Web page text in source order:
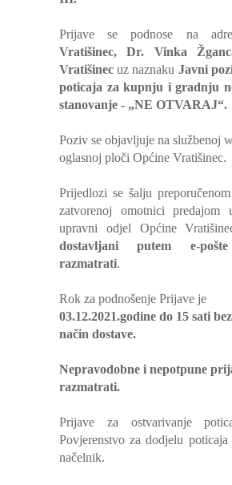
Prijave se podnose na
Vratišinec, Dr. Vinka
Vratišinec uz naznaku Javni
poticaja za kupnju i gradnju
stanovanje - „NE OTVARAJ“.
Poziv se objavljuje na službenoj
oglasnoj ploči Općine Vratišinec.
Prijedlozi se šalju
zatvorenoj omotnici predajom
upravni odjel Općine
dostavljani putem e-
razmatrati.
Rok za podnošenje Prijave je
03.12.2021.godine do 15 sati
način dostave.
Nepravodobne i nepotpune
razmatrati.
Prijave za ostvarivanje
Povjerenstvo za dodjelu
načelnik.